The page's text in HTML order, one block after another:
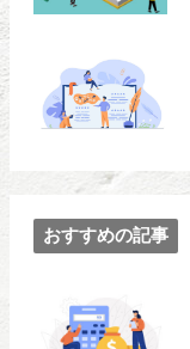
おすすめの記事